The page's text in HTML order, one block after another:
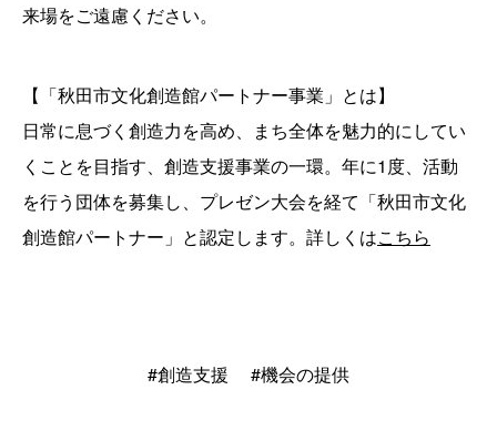
来場をご遠慮ください。
【「秋田市文化創造館パートナー事業」とは】
日常に息づく創造力を高め、まち全体を魅力的にしてい
くことを目指す、創造支援事業の一環。年に1度、活動
を行う団体を募集し、プレゼン大会を経て「秋田市文化
創造館パートナー」と認定します。詳しくはこちら
#創造支援 #機会の提供